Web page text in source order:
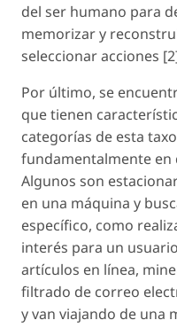
del ser humano para
memorizar y
seleccionar acciones
Por último, se
que tienen
categorías de esta
fundamentalmente en
Algunos son
en una máquina y
específico, como
interés para un
artículos en línea,
filtrado de correo
y van viajando de una